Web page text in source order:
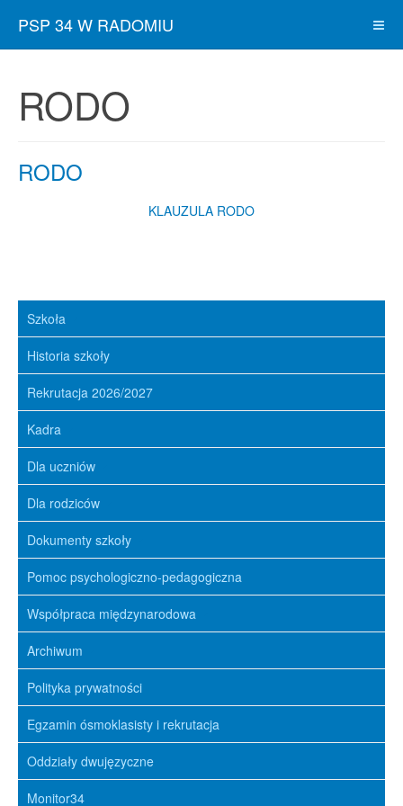
PSP 34 W RADOMIU
RODO
RODO
KLAUZULA RODO
Szkoła
Historia szkoły
Rekrutacja 2026/2027
Kadra
Dla uczniów
Dla rodziców
Dokumenty szkoły
Pomoc psychologiczno-pedagogiczna
Współpraca międzynarodowa
Archiwum
Polityka prywatności
Egzamin ósmoklasisty i rekrutacja
Oddziały dwujęzyczne
Monitor34